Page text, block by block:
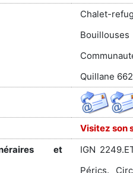
Chalet-
Quillane
Visitez son
et
IGN
Pérics.